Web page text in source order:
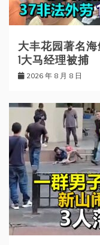
大丰花园著名
1大马经理被捕
2026 年 8 月 8 日